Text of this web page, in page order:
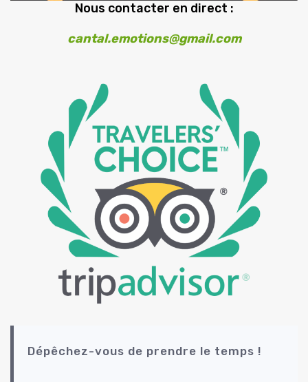
Nous contacter en direct :
cantal.emotions@gmail.com
Dépêchez-vous de prendre le temps !